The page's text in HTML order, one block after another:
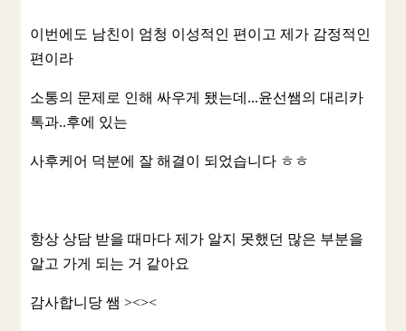
이번에도 남친이 엄청 이성적인 편이고 제가 감정적인
편이라
소통의 문제로 인해 싸우게 됐는데...윤선쌤의 대리카
톡과..후에 있는
사후케어 덕분에 잘 해결이 되었습니다 ㅎㅎ
항상 상담 받을 때마다 제가 알지 못했던 많은 부분을
알고 가게 되는 거 같아요
감사합니당 쌤 ><><